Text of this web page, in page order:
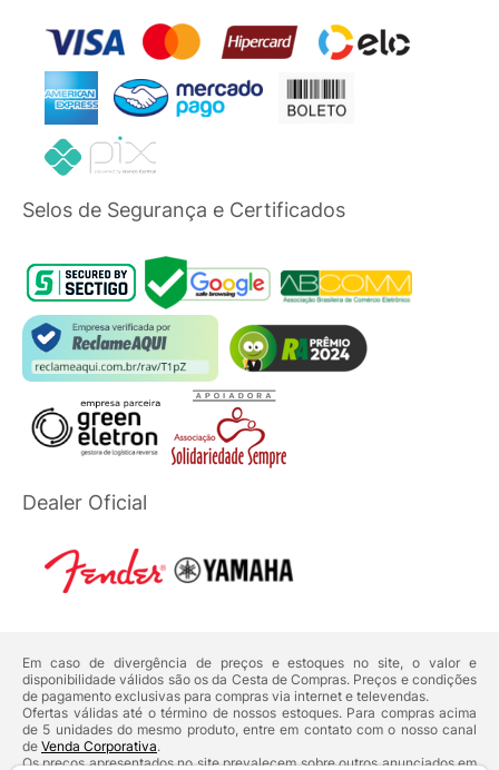
Selos de Segurança e Certificados
Dealer Oficial
Em caso de divergência de preços e estoques no site, o valor e
disponibilidade válidos são os da Cesta de Compras. Preços e condições
de pagamento exclusivas para compras via internet e televendas.
Ofertas válidas até o término de nossos estoques. Para compras acima
de 5 unidades do mesmo produto, entre em contato com o nosso canal
de Venda Corporativa.
Os preços apresentados no site prevalecem sobre outros anunciados em